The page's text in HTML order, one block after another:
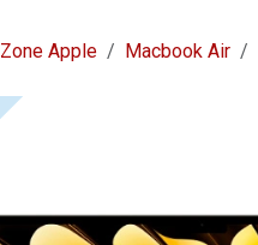
Zone Apple Macbook Air